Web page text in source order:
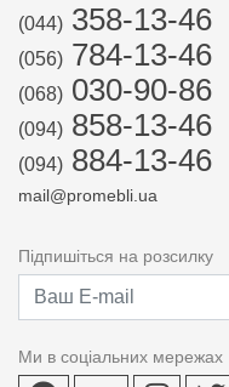
(044) 358-13-46
(056) 784-13-46
(068) 030-90-86
(094) 858-13-46
(094) 884-13-46
mail@promebli.ua
Підпишіться на розсилку
Ми в соціальних мережах